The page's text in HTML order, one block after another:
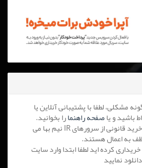
باشید و یاصفحه راهنمارا بخوانید.
2-مصرف اینترنت برای خرید قانونی از سرورهای IR نیم بها می
به اعمال هستند.
کرده اید لطفا ابتدا وارد سایت
نمایید